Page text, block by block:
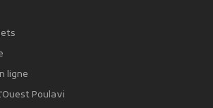
ligne
Poulavi